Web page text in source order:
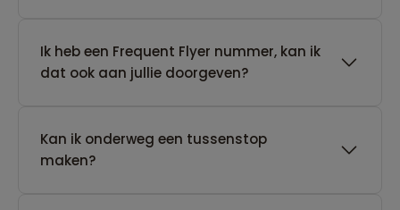
Ik heb een Frequent Flyer nummer, kan ik
dat ook aan jullie doorgeven?
Kan ik onderweg een tussenstop
maken?